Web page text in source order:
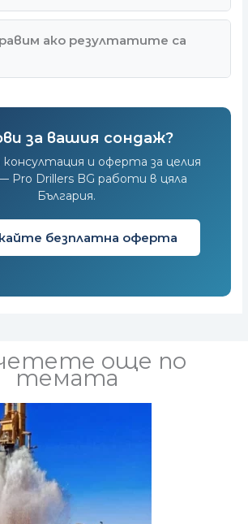
ако резултатите са
за вашия сондаж?
и оферта за целия
Pro Drillers BG работи в цяла
България.
безплатна оферта
още по
темата